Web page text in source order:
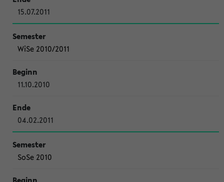
15.07.2011
WiSe 2010/2011
11.10.2010
04.02.2011
SoSe 2010